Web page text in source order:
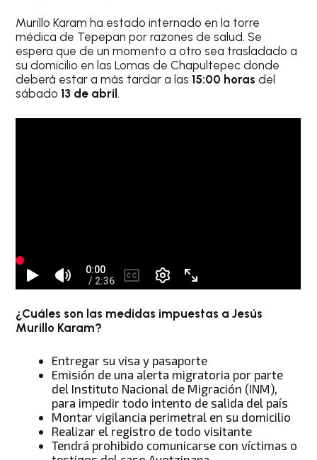
Murillo Karam ha estado internado en la torre
médica de Tepepan por razones de salud. Se
espera que de un momento a otro sea trasladado a
su domicilio en las Lomas de Chapultepec donde
deberá estar a más tardar a las15:00 horasdel
sábado13 de abril.
¿Cuáles son las medidas impuestas a Jesús
Murillo Karam?
Entregar su visa y pasaporte
Emisión de una alerta migratoria por parte
del Instituto Nacional de Migración (INM),
para impedir todo intento de salida del país
Montar vigilancia perimetral en su domicilio
Realizar el registro de todo visitante
Tendrá prohibido comunicarse con víctimas o